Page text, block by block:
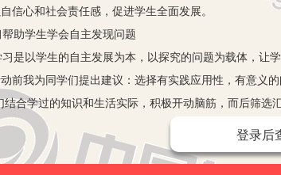
信心和社会责任感，促进学生全面发展。
助学生学会自主发现问题
是以学生的自主发展为本，以探究的问题为载体，让
前我为同学们提出建议：选择有实践应用性，有意义
结合学过的知识和生活实际，积极开动脑筋，而后筛
关系”“小小采购员”“有多远”、避雨候车亭等等，接着
研究步骤，进行合理分工。
登录后